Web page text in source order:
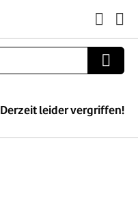
Derzeit leider vergriffen!